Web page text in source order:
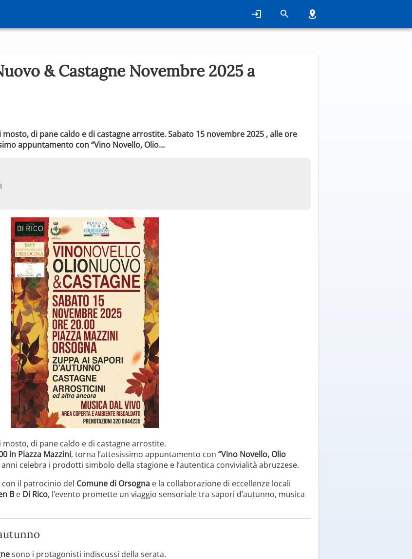
& Castagne Novembre 2025 a
di pane caldo e di castagne arrostite. Sabato 15 novembre 2025 , alle ore
appuntamento con “Vino Novello, Olio…
di pane caldo e di castagne arrostite.
in Piazza Mazzini, torna l’attesissimo appuntamento con “Vino Novello, Olio
celebra i prodotti simbolo della stagione e l’autentica convivialità abruzzese.
con il patrocinio del Comune di Orsogna e la collaborazione di eccellenze locali
B e Di Rico, l’evento promette un viaggio sensoriale tra sapori d’autunno, musica
sono i protagonisti indiscussi della serata.